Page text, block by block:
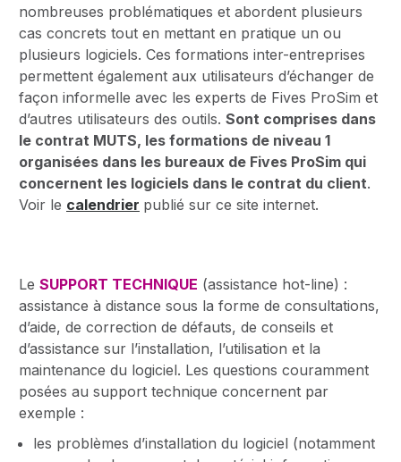
nombreuses problématiques et abordent plusieurs
cas concrets tout en mettant en pratique un ou
plusieurs logiciels. Ces formations inter-entreprises
permettent également aux utilisateurs d’échanger de
façon informelle avec les experts de Fives ProSim et
d’autres utilisateurs des outils. Sont comprises dans
le contrat MUTS, les formations de niveau 1
organisées dans les bureaux de Fives ProSim qui
concernent les logiciels dans le contrat du client.
Voir le calendrier publié sur ce site internet.
Le SUPPORT TECHNIQUE (assistance hot-line) :
assistance à distance sous la forme de consultations,
d’aide, de correction de défauts, de conseils et
d’assistance sur l’installation, l’utilisation et la
maintenance du logiciel. Les questions couramment
posées au support technique concernent par
exemple :
les problèmes d’installation du logiciel (notamment